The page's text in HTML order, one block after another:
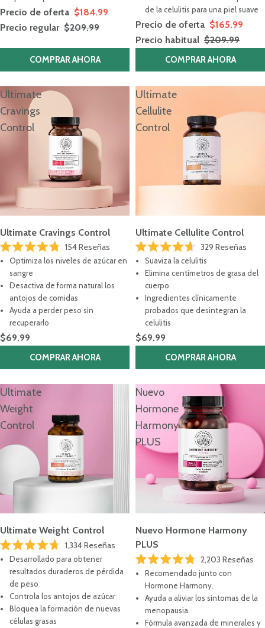
Precio de oferta $184.99
Precio regular $209.99
COMPRAR AHORA
de la celulitis para una piel suave
Precio de oferta $165.99
Precio habitual $209.99
COMPRAR AHORA
Ultimate
Cravings
Control
Ultimate Cravings Control
Calificado
4.8
estrellas
154Reseñas
Optimiza los niveles de azúcar en
sangre
Desactiva de forma natural los
antojos de comidas
Ayuda a perder peso sin
recuperarlo
$69.99
COMPRAR AHORA
Ultimate
Cellulite
Control
Ultimate Cellulite Control
Calificado
4.7
de
estrellas
329 Reseñas
Suaviza la celulitis
Elimina centímetros de grasa del
cuerpo
Ingredientes clínicamente
probados que desintegran la
celulitis
$69.99
COMPRAR AHORA
Ultimate
Weight
Control
Ultimate Weight Control
Calificado
4.7
estrellas
1,334Reseñas
Desarrollado para obtener
resultados duraderos de pérdida
de peso
Controla los antojos de azúcar
Bloquea la formación de nuevas
células grasas
Nuevo
Hormone
Harmony
PLUS
Nuevo Hormone Harmony
PLUS
Calificado
4.8
estrellas
2,203 Reseñas
Recomendado junto con
Hormone Harmony.
Ayuda a aliviar los síntomas de la
menopausia.
Fórmula avanzada de minerales y